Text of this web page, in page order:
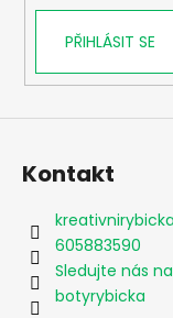
PŘIHLÁSIT SE
Kontakt
kreativnirybicka
605883590
Sledujte nás
botyrybicka